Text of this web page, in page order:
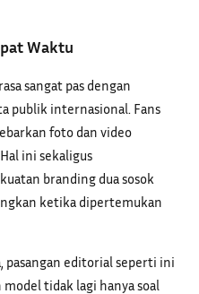
Waktu
sangat pas dengan
publik internasional. Fans
foto dan video
ini sekaligus
branding dua sosok
ketika dipertemukan
pasangan editorial seperti ini
tidak lagi hanya soal